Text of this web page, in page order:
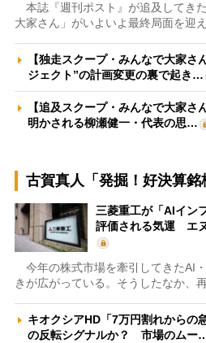
本誌『週刊ポスト』が追及してき
大家さん」がいよいよ最終局面を迎
【独走スクープ・みんなで大家さ
ジェクト”の計画変更の裏で起き…
【追及スクープ・みんなで大家さ
明かされる柳瀬健一・代表の思…
古賀真人「発掘！好決算銘
三菱重工が「AIイン
評価される気運 エ
今年の株式市場を牽引してきたAI
きが広がっている。そうしたなか、
キオクシアHD「7万円割れからの
の反転シグナルか？ 市場のムー